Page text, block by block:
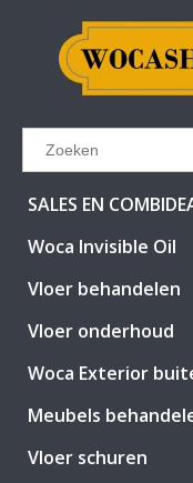
Results
BEKIJK ALLE
GA TERUG
SALES EN
Woca Invisible Oil
Vloer behandelen
Vloer onderhoud
Woca Exterior
Meubels
Vloer schuren